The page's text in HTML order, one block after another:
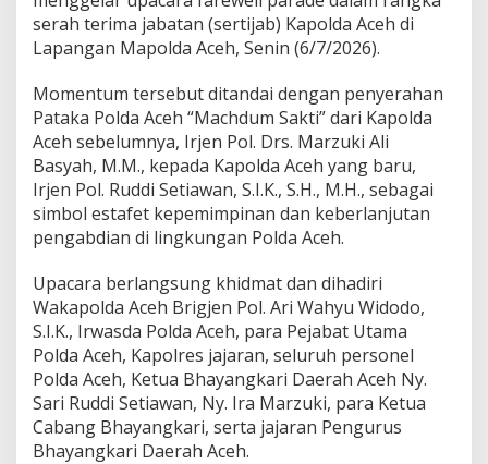
serah terima jabatan (sertijab) Kapolda Aceh di
Lapangan Mapolda Aceh, Senin (6/7/2026).
Momentum tersebut ditandai dengan penyerahan
Pataka Polda Aceh “Machdum Sakti” dari Kapolda
Aceh sebelumnya, Irjen Pol. Drs. Marzuki Ali
Basyah, M.M., kepada Kapolda Aceh yang baru,
Irjen Pol. Ruddi Setiawan, S.I.K., S.H., M.H., sebagai
simbol estafet kepemimpinan dan keberlanjutan
pengabdian di lingkungan Polda Aceh.
Upacara berlangsung khidmat dan dihadiri
Wakapolda Aceh Brigjen Pol. Ari Wahyu Widodo,
S.I.K., Irwasda Polda Aceh, para Pejabat Utama
Polda Aceh, Kapolres jajaran, seluruh personel
Polda Aceh, Ketua Bhayangkari Daerah Aceh Ny.
Sari Ruddi Setiawan, Ny. Ira Marzuki, para Ketua
Cabang Bhayangkari, serta jajaran Pengurus
Bhayangkari Daerah Aceh.